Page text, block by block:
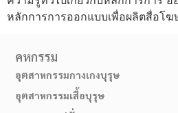
หลักการการออกแบบเพื่อผลิตสื่อโฆ
คหกรรม
อุตสาหกรรมกางเกงบุรุษ
อุตสาหกรรมเสื้อบุรุษ